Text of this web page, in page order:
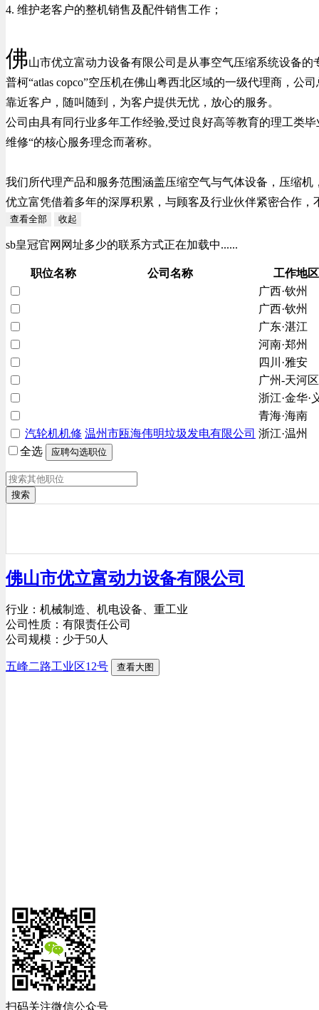
4. 维护老客户的整机销售及配件销售工作；
佛山市优立富动力设备有限公司是从事空气压缩系统设备的
普柯“atlas copco”空压机在佛山粤西北区域的一级代理商，
靠近客户，随叫随到，为客户提供无忧，放心的服务。
公司由具有同行业多年工作经验,受过良好高等教育的理工类
维修“的核心服务理念而著称。
我们所代理产品和服务范围涵盖压缩空气与气体设备，压缩
优立富凭借着多年的深厚积累，与顾客及行业伙伴紧密合作，
查看全部 收起
sb皇冠官网网址多少的联系方式正在加载中......
职位名称 公司名称 工作地区
广西·钦州
广西·钦州
广东·湛江
河南·郑州
四川·雅安
广州-天河区
浙江·金华·
青海·海南
汽轮机机修 温州市瓯海伟明垃圾发电有限公司 浙江·温州
全选
搜索
佛山市优立富动力设备有限公司
行业：机械制造、机电设备、重工业
公司性质：有限责任公司
公司规模：少于50人
五峰二路工业区12号 查看大图
扫码关注微信公众号